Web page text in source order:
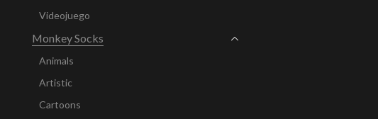
Videojuego
Monkey Socks
Animals
Artistic
Cartoons